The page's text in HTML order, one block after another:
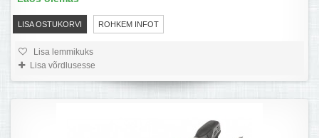
LISA OSTUKORVI ROHKEM INFOT
Lisa lemmikuks
Lisa võrdlusesse